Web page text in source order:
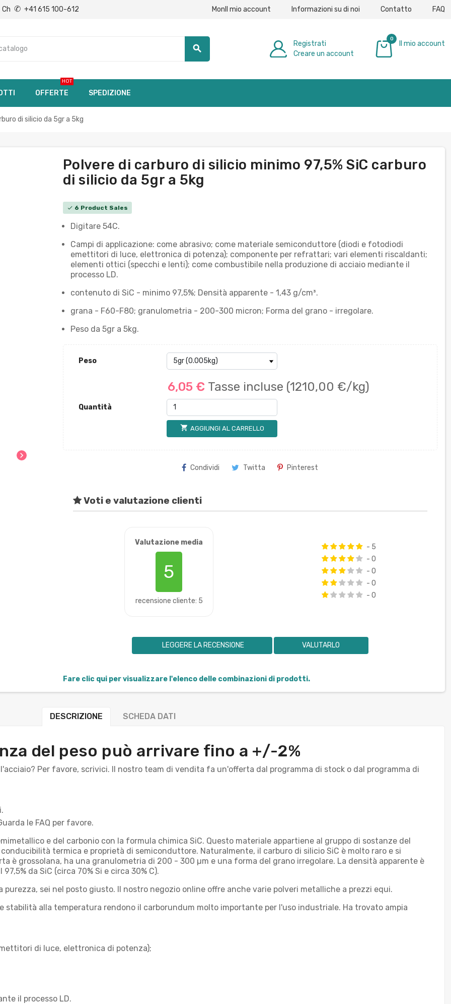
Ch ✆ +41 615 100-612 MonIl mio account Informazioni su di noi Contatto FAQ
search
Registrati
Creare un account
0
Il mio account
OFFERTE
HOT
SPEDIZIONE
di silicio da 5gr a 5kg
chevron_right
Polvere di carburo di silicio minimo 97,5% SiC carburo
di silicio da 5gr a 5kg
check 6 Product Sales
Digitare 54С.
Campi di applicazione: come abrasivo; come materiale semiconduttore (diodi e fotodiodi
emettitori di luce, elettronica di potenza); componente per refrattari; vari elementi riscaldanti;
elementi ottici (specchi e lenti); come combustibile nella produzione di acciaio mediante il
processo LD.
contenuto di SiC - minimo 97,5%; Densità apparente - 1,43 g/cm³.
grana - F60-F80; granulometria - 200-300 micron; Forma del grano - irregolare.
Peso da 5gr a 5kg.
Peso
6,05 € Tasse incluse (1210,00 €/kg)
Quantità
shopping_cart AGGIUNGI AL CARRELLO
Condividi Twitta Pinterest
Voti e valutazione clienti
Valutazione media
5
recensione cliente: 5
- 5
- 0
- 0
- 0
- 0
LEGGERE LA RECENSIONE VALUTARLO
Fare clic qui per visualizzare l'elenco delle combinazioni di prodotti.
DESCRIZIONE SCHEDA DATI
del peso può arrivare fino a +/-2%
Per favore, scrivici. Il nostro team di vendita fa un'offerta dal programma di stock o dal programma di
le FAQ per favore.
e del carbonio con la formula chimica SiC. Questo materiale appartiene al gruppo di sostanze del
termica e proprietà di semiconduttore. Naturalmente, il carburo di silicio SiC è molto raro e si
è grossolana, ha una granulometria di 200 - 300 µm e una forma del grano irregolare. La densità apparente è
da SiC (circa 70% Si e circa 30% C).
sei nel posto giusto. Il nostro negozio online offre anche varie polveri metalliche a prezzi equi.
alla temperatura rendono il carborundum molto importante per l'uso industriale. Ha trovato ampia
di luce, elettronica di potenza);
il processo LD.